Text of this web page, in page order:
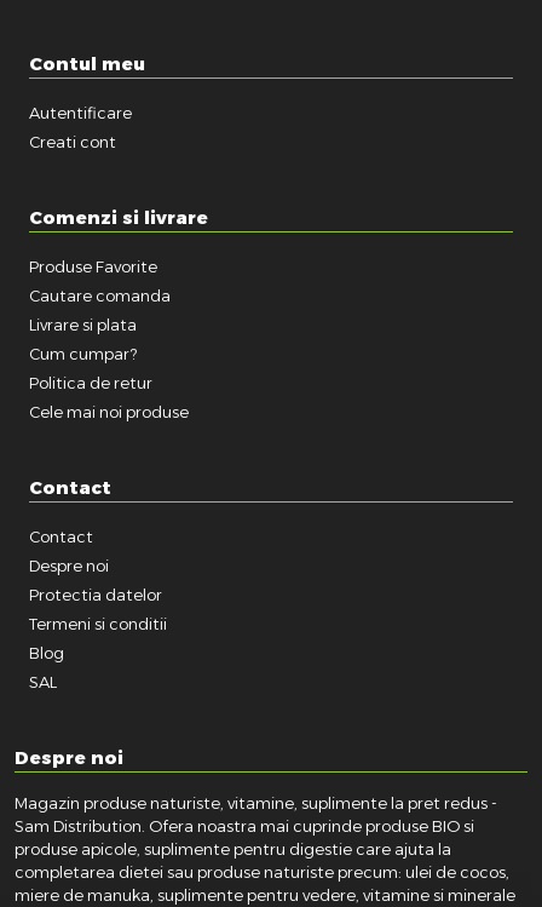
Contul meu
Autentificare
Creati cont
Comenzi si livrare
Produse Favorite
Cautare comanda
Livrare si plata
Cum cumpar?
Politica de retur
Cele mai noi produse
Contact
Contact
Despre noi
Protectia datelor
Termeni si conditii
Blog
SAL
Despre noi
Magazin produse naturiste, vitamine, suplimente la pret redus -
Sam Distribution. Ofera noastra mai cuprinde produse BIO si
produse apicole, suplimente pentru digestie care ajuta la
completarea dietei sau produse naturiste precum: ulei de cocos,
miere de manuka, suplimente pentru vedere, vitamine si minerale